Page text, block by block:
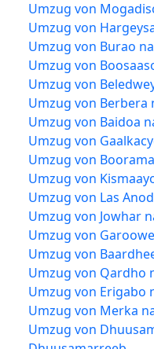
Umzug von
Umzug von
Umzug von Burao
Umzug von
Umzug von
Umzug von Berbera
Umzug von Baidoa
Umzug von
Umzug von
Umzug von
Umzug von Las
Umzug von Jowhar
Umzug von
Umzug von
Umzug von Qardho
Umzug von Erigabo
Umzug von Merka
Umzug von